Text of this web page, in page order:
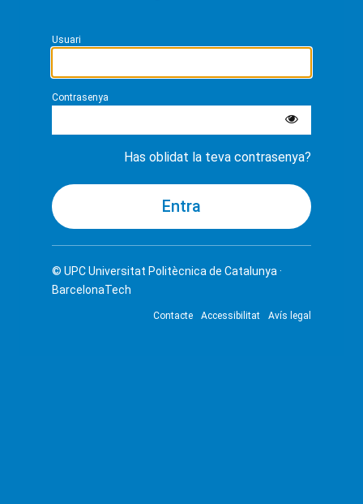
Usuari
Contrasenya
Has oblidat la teva contrasenya?
© UPCUniversitat Politècnica de Catalunya ·
BarcelonaTech
Contacte Accessibilitat Avís legal